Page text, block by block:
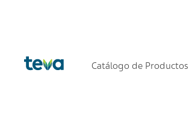
Catálogo de Productos
Home Línea dolor Neuropático